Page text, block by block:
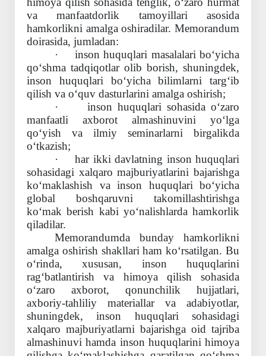
va manfaatdorlik tamoyillari asosida
hamkorlikni amalga oshiradilar. Memorandum
doirasida, jumladan:
·
inson huquqlari masalalari bo‘yicha
qo‘shma tadqiqotlar olib borish, shuningdek,
inson huquqlari bo‘yicha bilimlarni targ‘ib
qilish va o‘quv dasturlarini amalga oshirish;
·
inson huquqlari sohasida o‘zaro
manfaatli axborot almashinuvini yo‘lga
qo‘yish va ilmiy seminarlarni birgalikda
o‘tkazish;
·
har ikki davlatning inson huquqlari
sohasidagi xalqaro majburiyatlarini bajarishga
ko‘maklashish va inson huquqlari bo‘yicha
global boshqaruvni takomillashtirishga
ko‘mak berish kabi yo‘nalishlarda hamkorlik
qiladilar.
Memorandumda bunday hamkorlikni
amalga oshirish shakllari ham ko‘rsatilgan. Bu
o‘rinda, xususan, inson huquqlarini
rag‘batlantirish va himoya qilish sohasida
o‘zaro axborot, qonunchilik hujjatlari,
axboriy-tahliliy materiallar va adabiyotlar,
shuningdek, inson huquqlari sohasidagi
xalqaro majburiyatlarni bajarishga oid tajriba
almashinuvi hamda inson huquqlarini himoya